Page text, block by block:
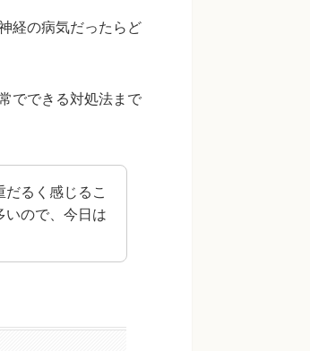
経の病気だったらど
でできる対処法まで
るく感じるこ
いので、今日は